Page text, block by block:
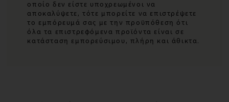
οποίο δεν είστε υποχρεωμένοι να
αποκαλύψετε, τότε μπορείτε να επιστρέψετε
το εμπόρευμά σας με την προϋπόθεση ότι
όλα τα επιστρεφόμενα προϊόντα είναι σε
κατάσταση εμπορεύσιμου, πλήρη και άθικτα.